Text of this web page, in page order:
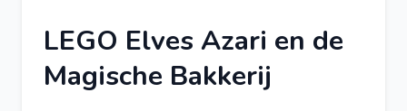
LEGO Elves Azari en de
Magische Bakkerij